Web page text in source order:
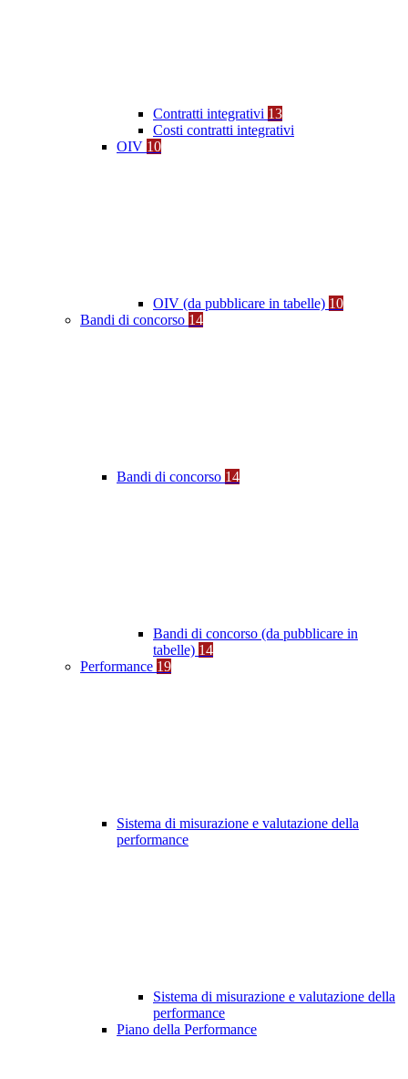
Contratti integrativi 13
Costi contratti integrativi
OIV 10
OIV (da pubblicare in tabelle) 10
Bandi di concorso 14
Bandi di concorso 14
Bandi di concorso (da pubblicare in
tabelle) 14
Performance 19
Sistema di misurazione e valutazione della
performance
Sistema di misurazione e valutazione della
performance
Piano della Performance